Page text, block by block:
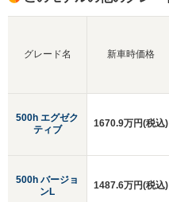
グレード名
500h エグゼク
ティブ
500h バージョ
ンL
新車時価格
1670.9万円(税込)
1487.6万円(税込)